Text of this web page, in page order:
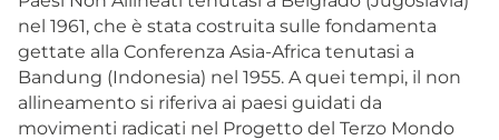
nel 1961, che è stata costruita sulle fondamenta
gettate alla Conferenza Asia-Africa tenutasi a
Bandung (Indonesia) nel 1955. A quei tempi, il non
allineamento si riferiva ai paesi guidati da
movimenti radicati nel Progetto del Terzo Mondo